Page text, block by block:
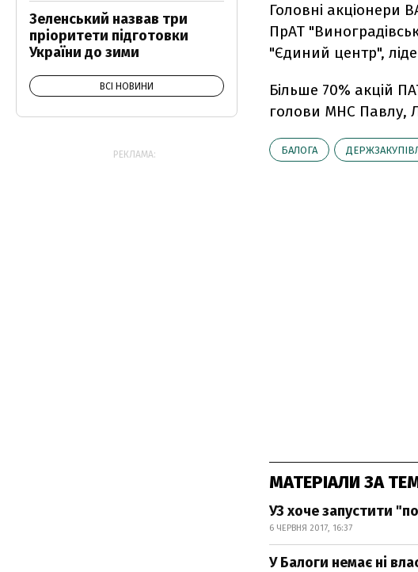
Головні акціонери
ПрАТ
"Єдиний центр",
Більше 70% акцій
голови МНС Павлу,
БАЛОГА
МАТЕРІАЛИ ЗА
УЗ хоче запустити
6 ЧЕРВНЯ 2017, 16:37
У Балоги немає ні
Зеленський назвав три
пріоритети підготовки
України до зими
ВСІ НОВИНИ
РЕКЛАМА: